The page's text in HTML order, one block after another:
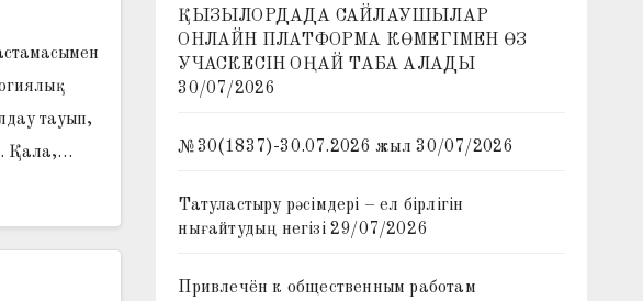
тауып,
Қала,…
ҚЫЗЫЛОРДАДА САЙЛАУШЫЛАР
ОНЛАЙН ПЛАТФОРМА КӨМЕГІМЕН ӨЗ
УЧАСКЕСІН ОҢАЙ ТАБА АЛАДЫ
30/07/2026
№30(1837)-30.07.2026 жыл 30/07/2026
Татуластыру рәсімдері – ел бірлігін
нығайтудың негізі 29/07/2026
Привлечён к общественным работам